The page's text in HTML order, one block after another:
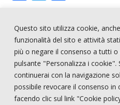
Questo sito utilizza cookie,
funzionalità del sito e attività
più o negare il consenso a tutti o
pulsante "Personalizza i cookie".
continuerai con la navigazione
possibile revocare il consenso in
facendo clic sul link "Cookie
e
b
o
o
k
itt
er
n
di
vi
di
ARTICOLI RECENTI
!!!!! CERCASI PERSONALE !!!!
STRANGE STYLE
NEPENTHES